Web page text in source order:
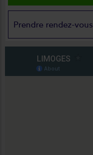
Prendre rendez-vous